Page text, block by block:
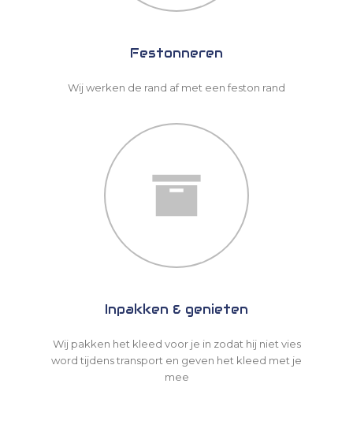
Festonneren
Wij werken de rand af met een feston rand
Inpakken & genieten
Wij pakken het kleed voor je in zodat hij niet vies
word tijdens transport en geven het kleed met je
mee